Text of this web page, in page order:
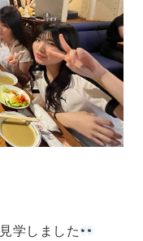
学しました